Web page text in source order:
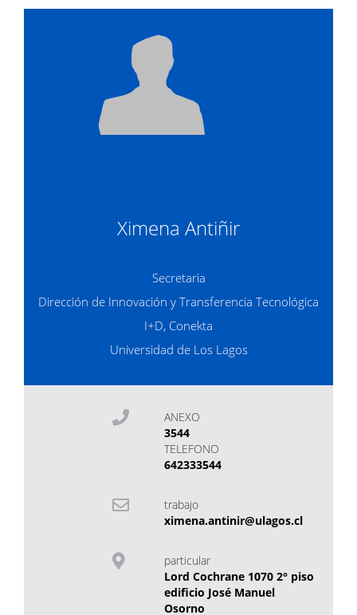
Ximena Antiñir
Secretaria
Dirección de Innovación y Transferencia Tecnológica
I+D, Conekta
Universidad de Los Lagos
ANEXO
3544
TELEFONO
642333544
trabajo
ximena.antinir@ulagos.cl
particular
Lord Cochrane 1070 2° piso
edificio José Manuel
Osorno